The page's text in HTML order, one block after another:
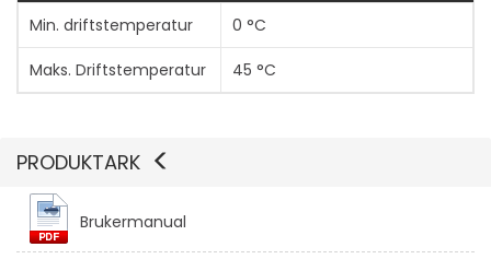
Min. driftstemperatur
0 °C
Maks. Driftstemperatur 45 °C
PRODUKTARK
Brukermanual